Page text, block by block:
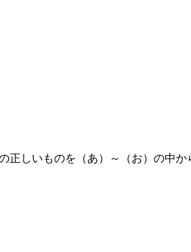
しいものを（あ）～（お）の中